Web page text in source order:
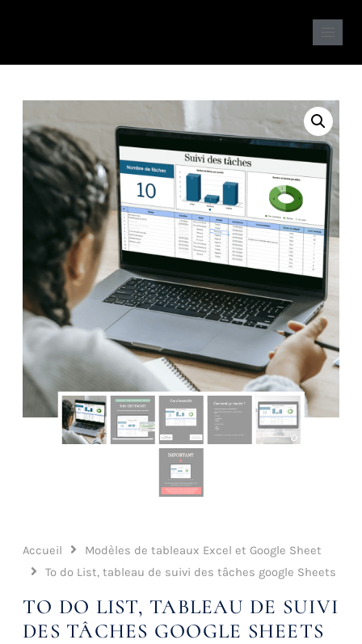
Accueil
Modèles de tableaux Excel et Google Sheet
To do List, tableau de suivi des tâches google Sheets
TO DO LIST, TABLEAU DE SUIVI
DES TÂCHES GOOGLE SHEETS